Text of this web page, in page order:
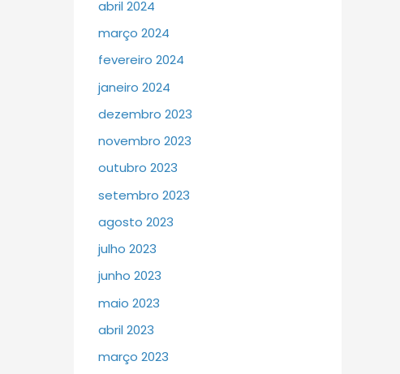
abril 2024
março 2024
fevereiro 2024
janeiro 2024
dezembro 2023
novembro 2023
outubro 2023
setembro 2023
agosto 2023
julho 2023
junho 2023
maio 2023
abril 2023
março 2023